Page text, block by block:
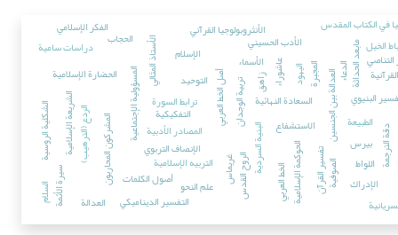
الطبيعة
دقة الترجمة اللواط
البنيوي
العدالة بين الجنسين السعادة النهائية
الاستشفاع
عاشوراء
تربية الوجدان
مابعد الحداثة
أصل الخط العربي
البنية السردية
ترابط السورة المسؤولية الإجتماعية
الإنصاف التربوي تفسير القرآن المشركون المحاربون التربیه الإسلامیة الحوکمة الإسلامیة
التناصي
الخط العربي
الأدب الحسيني
الحضارة الإسلامية الأستاذ المثالي
الشريعة الإسلامية
الخيل
الشكلية الروسية
الروح القدس
في الکتاب المقدس
الردع (الترهيب)
الأنثروبولوجيا القرآني
بيرس
أصول الكلمات
المصادر الأدبية
الإدراك الصوفیة
المجبرة
علم النحو
التوحيد
التفکیکیة
الدعاء
الإسلام الأسماء
التفسير الديناميكي
العدالة
دراسات سامية
الفكر الإسلامي
سيرة الأئمة
الیهود
غريماس
الحجاب
زاهق
السلام